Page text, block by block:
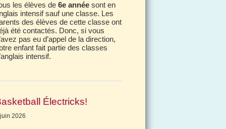
les élèves de 6e année sont en
intensif sauf une classe. Les
des élèves de cette classe ont
été contactés. Donc, si vous
pas eu d’appel de la direction,
enfant fait partie des classes
intensif.
Électricks!
2026